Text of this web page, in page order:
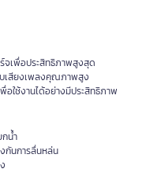
จเพื่อประสิทธิภาพสูงสุด
เสียงเพลงคุณภาพสูง
อใช้งานได้อย่างมีประสิทธิภาพ
น้ำ
กันการลื่นหล่น